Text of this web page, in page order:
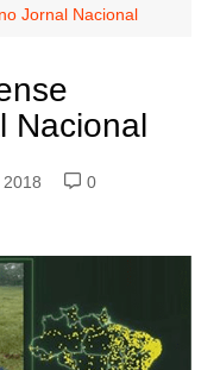
Jornal Nacional
Nacional
0